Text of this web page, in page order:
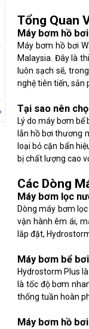
Tổng Quan
Máy bơm hồ
Máy bơm hồ bơi
Malaysia. Đây là
luôn sạch sẽ,
nghệ tiên tiến, sản
Tại sao nên
Lý do máy bơm
lẫn hồ bơi thương
loại bỏ cặn bẩn
bị chất lượng cao
Các Dòng
Máy bơm lọc
Dòng máy bơm
vận hành êm ái,
lắp đặt,
Máy bơm bể
Hydrostorm Plus
là tốc độ bơm
thống tuần hoàn
Máy bơm hồ